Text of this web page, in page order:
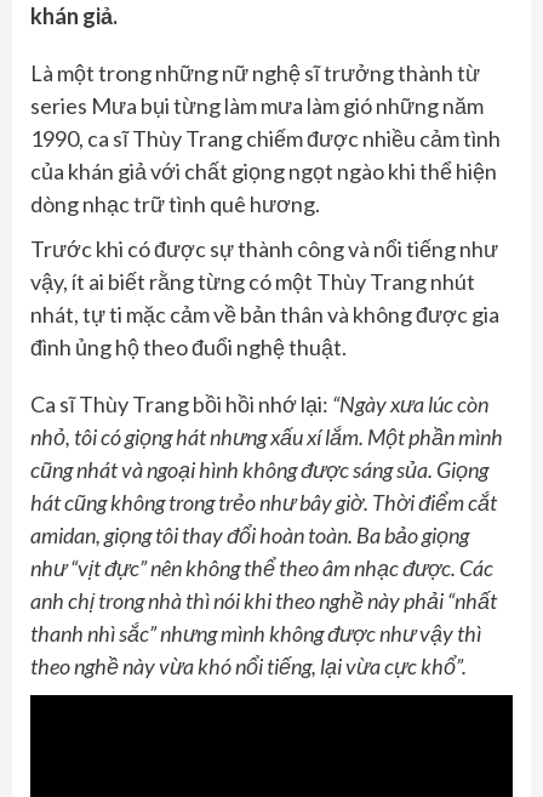
khán giả.
Là một trong những nữ nghệ sĩ trưởng thành từ
series Mưa bụi từng làm mưa làm gió những năm
1990, ca sĩ Thùy Trang chiếm được nhiều cảm tình
của khán giả với chất giọng ngọt ngào khi thể hiện
dòng nhạc trữ tình quê hương.
Trước khi có được sự thành công và nổi tiếng như
vậy, ít ai biết rằng từng có một Thùy Trang nhút
nhát, tự ti mặc cảm về bản thân và không được gia
đình ủng hộ theo đuổi nghệ thuật.
Ca sĩ Thùy Trang bồi hồi nhớ lại: “Ngày xưa lúc còn
nhỏ, tôi có giọng hát nhưng xấu xí lắm. Một phần mình
cũng nhát và ngoại hình không được sáng sủa. Giọng
hát cũng không trong trẻo như bây giờ. Thời điểm cắt
amidan, giọng tôi thay đổi hoàn toàn. Ba bảo giọng
như“vịt đực”nên không thể theo âm nhạc được. Các
anh chị trong nhà thì nói khi theo nghề này phải “nhất
thanh nhì sắc” nhưng mình không được như vậy thì
theo nghề này vừa khó nổi tiếng, lại vừa cực khổ”.